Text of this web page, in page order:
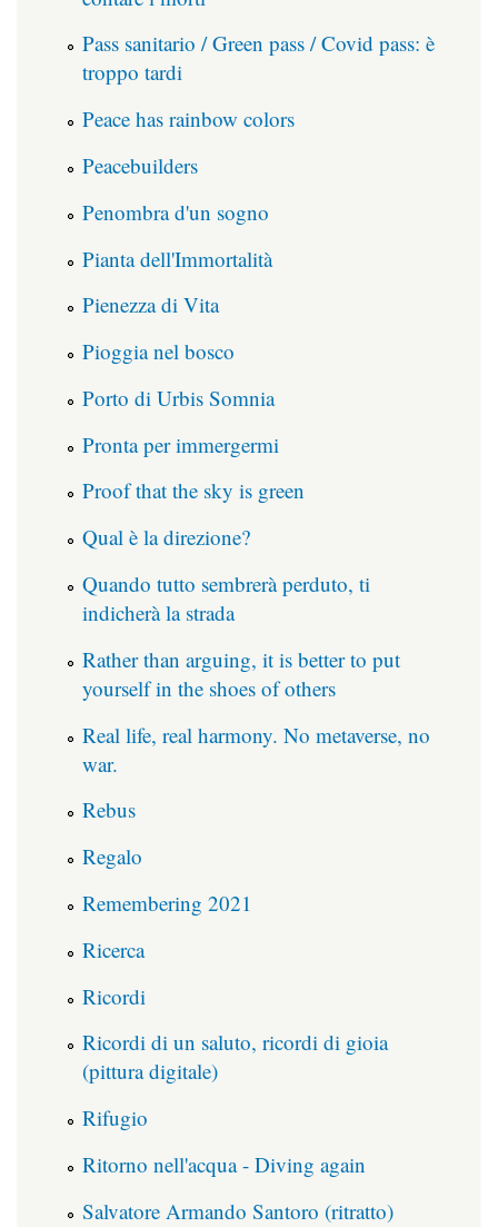
Pass sanitario / Green pass / Covid pass: è
troppo tardi
Peace has rainbow colors
Peacebuilders
Penombra d'un sogno
Pianta dell'Immortalità
Pienezza di Vita
Pioggia nel bosco
Porto di Urbis Somnia
Pronta per immergermi
Proof that the sky is green
Qual è la direzione?
Quando tutto sembrerà perduto, ti
indicherà la strada
Rather than arguing, it is better to put
yourself in the shoes of others
Real life, real harmony. No metaverse, no
war.
Rebus
Regalo
Remembering 2021
Ricerca
Ricordi
Ricordi di un saluto, ricordi di gioia
(pittura digitale)
Rifugio
Ritorno nell'acqua - Diving again
Salvatore Armando Santoro (ritratto)